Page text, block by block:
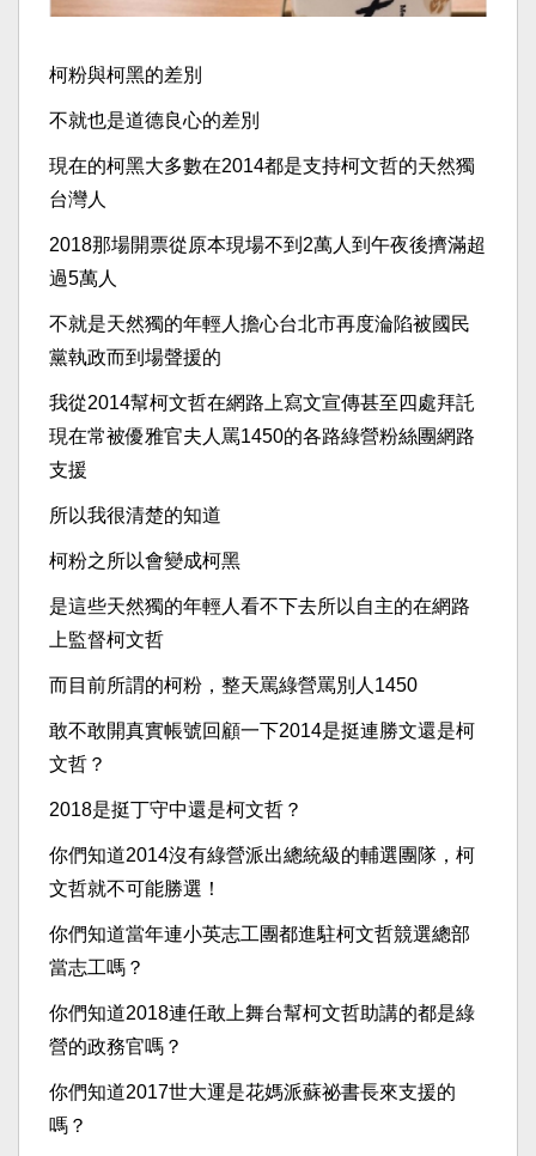
柯粉與柯黑的差別
不就也是道德良心的差別
現在的柯黑大多數在2014都是支持柯文哲的天然獨
台灣人
2018那場開票從原本現場不到2萬人到午夜後擠滿超
過5萬人
不就是天然獨的年輕人擔心台北市再度淪陷被國民
黨執政而到場聲援的
我從2014幫柯文哲在網路上寫文宣傳甚至四處拜託
現在常被優雅官夫人罵1450的各路綠營粉絲團網路
支援
所以我很清楚的知道
柯粉之所以會變成柯黑
是這些天然獨的年輕人看不下去所以自主的在網路
上監督柯文哲
而目前所謂的柯粉，整天罵綠營罵別人1450
敢不敢開真實帳號回顧一下2014是挺連勝文還是柯
文哲？
2018是挺丁守中還是柯文哲？
你們知道2014沒有綠營派出總統級的輔選團隊，柯
文哲就不可能勝選！
你們知道當年連小英志工團都進駐柯文哲競選總部
當志工嗎？
你們知道2018連任敢上舞台幫柯文哲助講的都是綠
營的政務官嗎？
你們知道2017世大運是花媽派蘇祕書長來支援的
嗎？